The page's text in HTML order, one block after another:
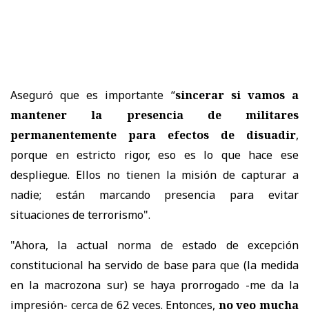
Aseguró que es importante “sincerar si vamos a
mantener la presencia de militares
permanentemente para efectos de disuadir,
porque en estricto rigor, eso es lo que hace ese
despliegue. Ellos no tienen la misión de capturar a
nadie; están marcando presencia para evitar
situaciones de terrorismo".
"Ahora, la actual norma de estado de excepción
constitucional ha servido de base para que (la medida
en la macrozona sur) se haya prorrogado -me da la
impresión- cerca de 62 veces. Entonces, no veo mucha